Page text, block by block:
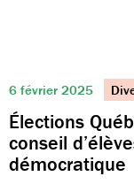
6 février 2025
Élections
conseil
démocratique